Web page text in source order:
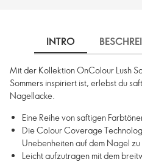
INTRO
Mit der Kollektion OnColour Lush
Sommers inspiriert ist, erlebst du
Nagellacke.
Eine Reihe von saftigen
Die Colour Coverage
Unebenheiten auf dem Nagel
Leicht aufzutragen mit dem